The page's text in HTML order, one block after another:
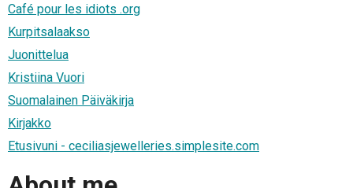
Café pour les idiots .org
Kurpitsalaakso
Juonittelua
Kristiina Vuori
Suomalainen Päiväkirja
Kirjakko
Etusivuni - ceciliasjewelleries.simplesite.com